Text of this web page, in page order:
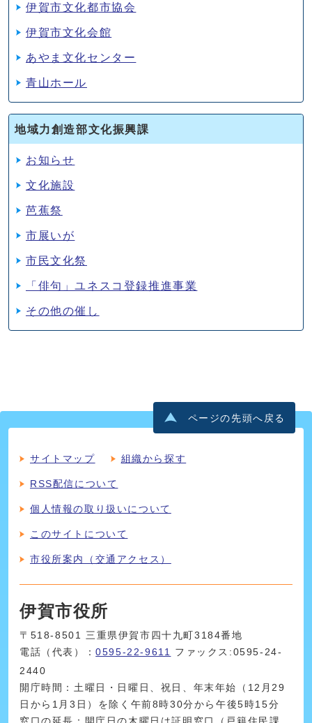
伊賀市文化都市協会
伊賀市文化会館
あやま文化センター
青山ホール
地域力創造部文化振興課
お知らせ
文化施設
芭蕉祭
市展いが
市民文化祭
「俳句」ユネスコ登録推進事業
その他の催し
ページの先頭へ戻る
サイトマップ 組織から探す
RSS配信について
個人情報の取り扱いについて
このサイトについて
市役所案内（交通アクセス）
伊賀市役所
〒518-8501 三重県伊賀市四十九町3184番地
電話（代表）：0595-22-9611
ファックス:0595-24-
2440
開庁時間：土曜日・日曜日、祝日、年末年始（12月29
日から1月3日）を除く午前8時30分から午後5時15分